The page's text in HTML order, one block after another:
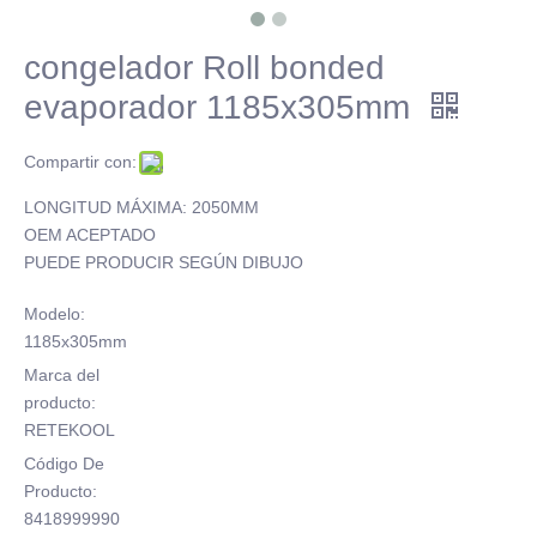
congelador Roll bonded
evaporador 1185x305mm
Compartir con:
LONGITUD MÁXIMA: 2050MM
OEM ACEPTADO
PUEDE PRODUCIR SEGÚN DIBUJO
Modelo:
1185x305mm
Marca del
producto:
RETEKOOL
Código De
Producto:
8418999990